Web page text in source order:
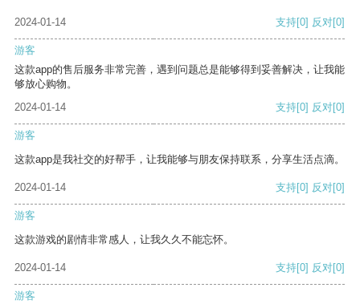
2024-01-14 支持[0] 反对[0]
游客
这款app的售后服务非常完善，遇到问题总是能够得到妥善解决，让我能
够放心购物。
2024-01-14
支持[0] 反对[0]
游客
这款app是我社交的好帮手，让我能够与朋友保持联系，分享生活点滴。
2024-01-14 支持[0] 反对[0]
游客
这款游戏的剧情非常感人，让我久久不能忘怀。
2024-01-14 支持[0] 反对[0]
游客